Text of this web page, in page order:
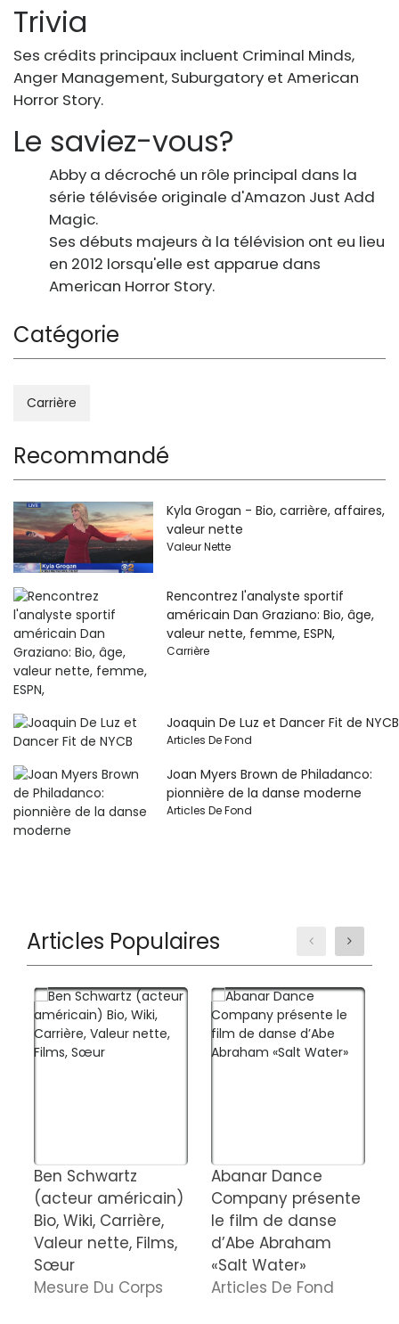
Trivia
Ses crédits principaux incluent Criminal Minds,
Anger Management, Suburgatory et American
Horror Story.
Le saviez-vous?
Abby a décroché un rôle principal dans la
série télévisée originale d'Amazon Just Add
Magic.
Ses débuts majeurs à la télévision ont eu lieu
en 2012 lorsqu'elle est apparue dans
American Horror Story.
Catégorie
Carrière
Recommandé
Kyla Grogan - Bio, carrière, affaires,
valeur nette
Valeur Nette
Rencontrez l'analyste sportif
américain Dan Graziano: Bio, âge,
valeur nette, femme, ESPN,
Carrière
Joaquin De Luz et Dancer Fit de NYCB
Articles De Fond
Joan Myers Brown de Philadanco:
pionnière de la danse moderne
Articles De Fond
Articles Populaires
Ben Schwartz
(acteur américain)
Bio, Wiki, Carrière,
Valeur nette, Films,
Sœur
Mesure Du Corps
Abanar Dance
Company présente
le film de danse
d’Abe Abraham
«Salt Water»
Articles De Fond